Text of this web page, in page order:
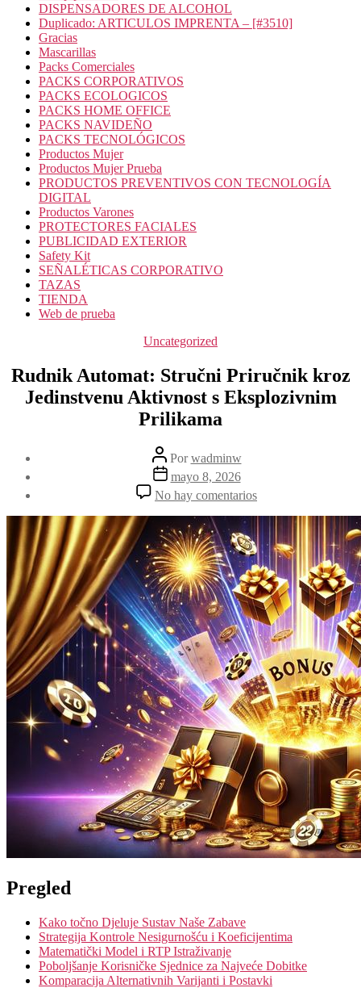
DISPENSADORES DE ALCOHOL
Duplicado: ARTICULOS IMPRENTA – [#3510]
Gracias
Mascarillas
Packs Comerciales
PACKS CORPORATIVOS
PACKS ECOLOGICOS
PACKS HOME OFFICE
PACKS NAVIDEÑO
PACKS TECNOLÓGICOS
Productos Mujer
Productos Mujer Prueba
PRODUCTOS PREVENTIVOS CON TECNOLOGÍA
DIGITAL
Productos Varones
PROTECTORES FACIALES
PUBLICIDAD EXTERIOR
Safety Kit
SEÑALÉTICAS CORPORATIVO
TAZAS
TIENDA
Web de prueba
Categorías
Uncategorized
Rudnik Automat: Stručni Priručnik kroz
Jedinstvenu Aktivnost s Eksplozivnim
Prilikama
Autor
de
la
entrada
Porwadminw
Fecha
la
entrada
mayo 8, 2026
No hay comentarios
Rudnik
Automat:
Stručni
Priručnik
kroz
Jedinstvenu
Aktivnost
s
Eksplozivnim
Prilikama
Pregled
Kako točno Djeluje Sustav Naše Zabave
Strategija Kontrole Nesigurnošću i Koeficijentima
Matematički Model i RTP Istraživanje
Poboljšanje Korisničke Sjednice za Najveće Dobitke
Komparacija Alternativnih Varijanti i Postavki